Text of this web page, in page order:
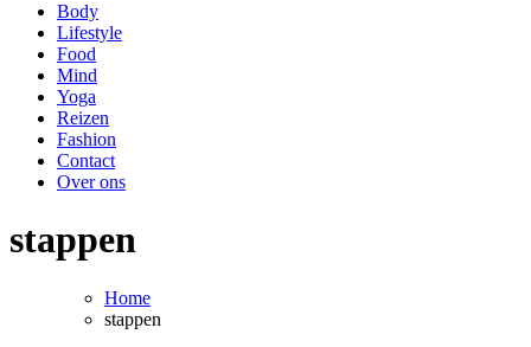
Voor een stralende lach en een fit gevoel!
Body
Lifestyle
Food
Mind
Yoga
Reizen
Fashion
Contact
Over ons
stappen
Home
stappen